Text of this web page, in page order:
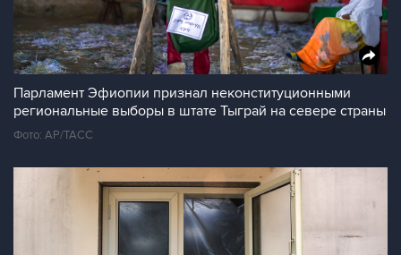
Парламент Эфиопии признал неконституционными
региональные выборы в штате Тыграй на севере страны
Фото: AP/ТАСС